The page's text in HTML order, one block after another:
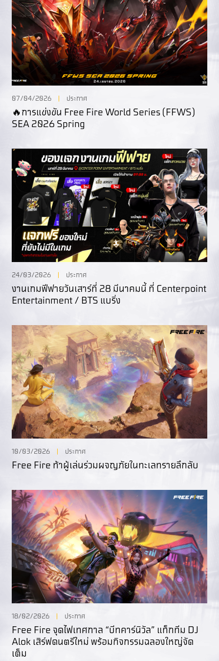
07/04/2026 ประกาศ
🔥การแข่งขัน Free Fire World Series (FFWS)
SEA 2026 Spring
24/03/2026 ประกาศ
งานเกมฟีฟายวันเสาร์ที่ 28 มีนาคมนี้ ที่ Centerpoint
Entertainment / BTS แบริ่ง
10/03/2026 ประกาศ
Free Fire ท้าผู้เล่นร่วมผจญภัยในทะเลทรายลึกลับ
18/02/2026 ประกาศ
Free Fire จุดไฟเทศกาล “บีทคาร์นิวัล” แท็กทีม DJ
Alok เสิร์ฟดนตรีใหม่ พร้อมกิจกรรมฉลองใหญ่จัด
เต็ม